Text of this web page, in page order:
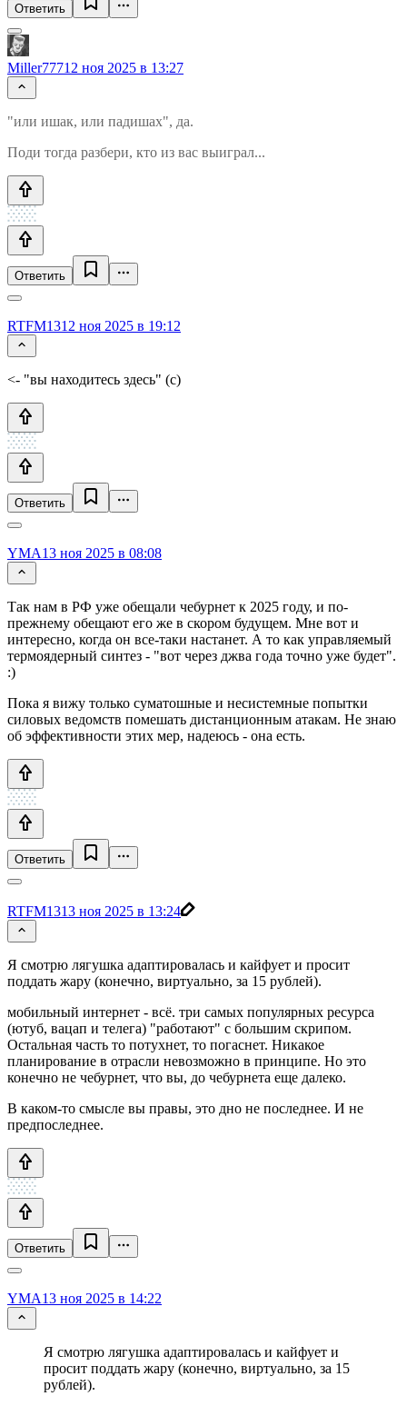
Ответить
Miller77712 ноя 2025 в 13:27
"или ишак, или падишах", да.
Поди тогда разбери, кто из вас выиграл...
Ответить
RTFM1312 ноя 2025 в 19:12
<- "вы находитесь здесь" (c)
Ответить
YMA13 ноя 2025 в 08:08
Так нам в РФ уже обещали чебурнет к 2025 году, и по-
прежнему обещают его же в скором будущем. Мне вот и
интересно, когда он все-таки настанет. А то как управляемый
термоядерный синтез - "вот через джва года точно уже будет".
:)
Пока я вижу только суматошные и несистемные попытки
силовых ведомств помешать дистанционным атакам. Не знаю
об эффективности этих мер, надеюсь - она есть.
Ответить
RTFM1313 ноя 2025 в 13:24
Я смотрю лягушка адаптировалась и кайфует и просит
поддать жару (конечно, виртуально, за 15 рублей).
мобильный интернет - всё. три самых популярных ресурса
(ютуб, вацап и телега) "работают" с большим скрипом.
Остальная часть то потухнет, то погаснет. Никакое
планирование в отрасли невозможно в принципе. Но это
конечно не чебурнет, что вы, до чебурнета еще далеко.
В каком-то смысле вы правы, это дно не последнее. И не
предпоследнее.
Ответить
YMA13 ноя 2025 в 14:22
Я смотрю лягушка адаптировалась и кайфует и
просит поддать жару (конечно, виртуально, за 15
рублей).